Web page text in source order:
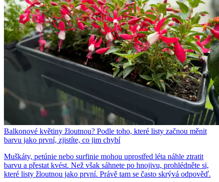
Balkonové květiny žloutnou? Podle toho, které listy začnou měnit
barvu jako první, zjistíte, co jim chybí
Muškáty, petúnie nebo surfinie mohou uprostřed léta náhle ztratit
barvu a přestat kvést. Než však sáhnete po hnojivu, prohlédněte si,
které listy žloutnou jako první. Právě tam se často skrývá odpověď.